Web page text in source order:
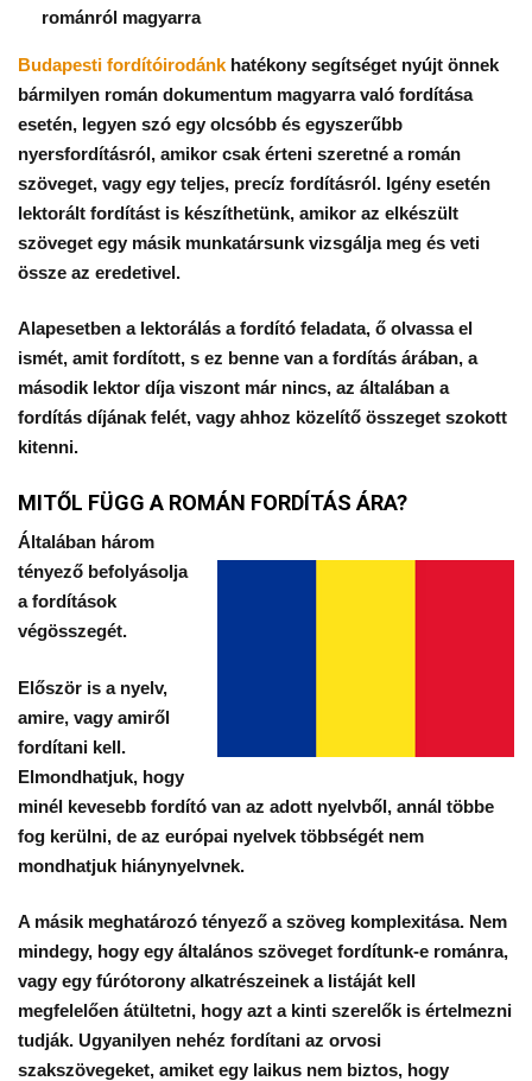
románról magyarra
Budapesti fordítóirodánk hatékony segítséget nyújt önnek
bármilyen román dokumentum magyarra való fordítása
esetén, legyen szó egy olcsóbb és egyszerűbb
nyersfordításról, amikor csak érteni szeretné a román
szöveget, vagy egy teljes, precíz fordításról. Igény esetén
lektorált fordítást is készíthetünk, amikor az elkészült
szöveget egy másik munkatársunk vizsgálja meg és veti
össze az eredetivel.
Alapesetben a lektorálás a fordító feladata, ő olvassa el
ismét, amit fordított, s ez benne van a fordítás árában, a
második lektor díja viszont már nincs, az általában a
fordítás díjának felét, vagy ahhoz közelítő összeget szokott
kitenni.
MITŐL FÜGG A ROMÁN FORDÍTÁS ÁRA?
Általában három
tényező befolyásolja
a fordítások
végösszegét.
Először is a nyelv,
amire, vagy amiről
fordítani kell.
Elmondhatjuk, hogy
minél kevesebb fordító van az adott nyelvből, annál többe
fog kerülni, de az európai nyelvek többségét nem
mondhatjuk hiánynyelvnek.
A másik meghatározó tényező aszöveg komplexitása. Nem
mindegy, hogy egy általános szöveget fordítunk-e románra,
vagy egy fúrótorony alkatrészeinek a listáját kell
megfelelően átültetni, hogy azt a kinti szerelők is értelmezni
tudják. Ugyanilyen nehéz fordítani az orvosi
szakszövegeket, amiket egy laikus nem biztos, hogy